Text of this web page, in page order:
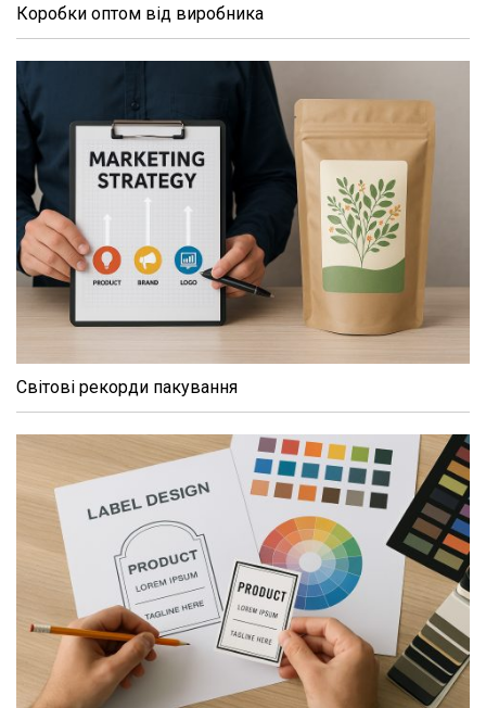
Коробки оптом від виробника
Світові рекорди пакування